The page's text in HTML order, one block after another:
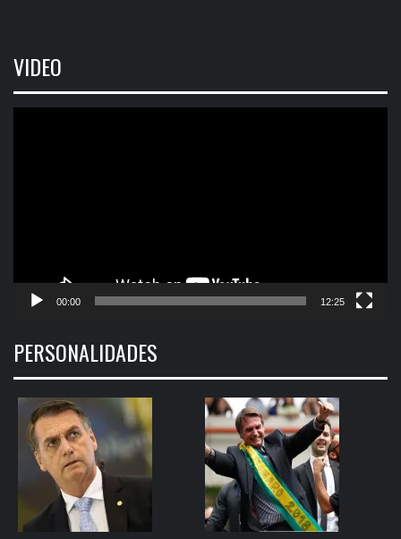
VIDEO
00:00 12:25
PERSONALIDADES